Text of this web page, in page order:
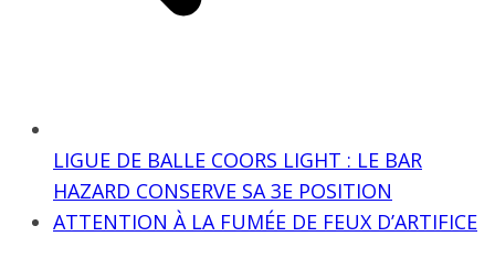
LIGUE DE BALLE COORS LIGHT : LE BAR
HAZARD CONSERVE SA 3E POSITION
ATTENTION À LA FUMÉE DE FEUX D’ARTIFICE